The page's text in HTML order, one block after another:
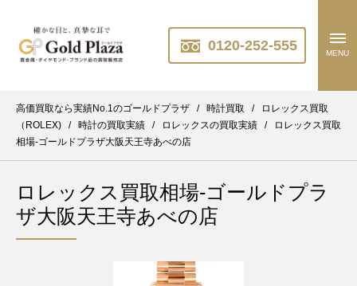
0120-252-555 MENU
高価買取なら実績No.1のゴールドプラザ / 時計買取 /
ロレックス買取
（ROLEX)
/ 時計の買取実績 / ロレックスの買取実績 /
ロレックス買取
相場-ゴールドプラザ大阪天王寺あべの店
ロレックス買取相場-ゴールドプラ
ザ大阪天王寺あべの店